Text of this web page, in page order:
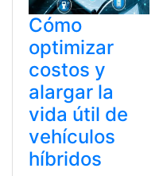
Cómo
optimizar
costos y
alargar la
vida útil de
vehículos
híbridos